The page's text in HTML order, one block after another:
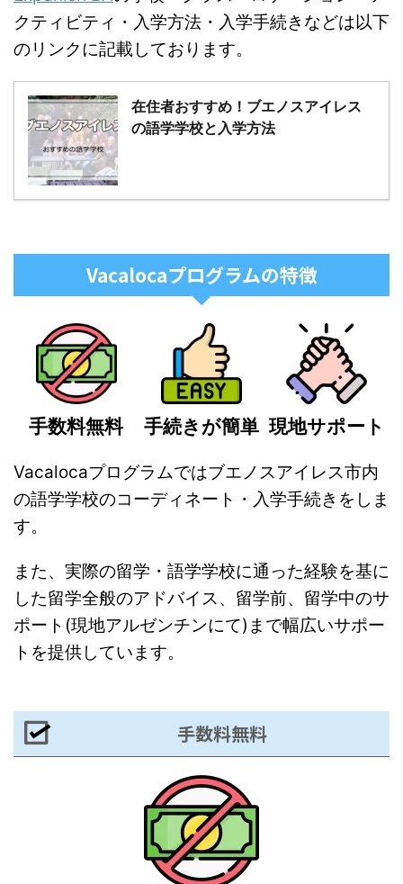
クティビティ・入学方法・入学手続きなどは以下
のリンクに記載しております。
在住者おすすめ！ブエノスアイレス
の語学学校と入学方法
Vacalocaプログラムの特徴
手数料無料 手続きが簡単 現地サポート
Vacalocaプログラムではブエノスアイレス市内
の語学学校のコーディネート・入学手続きをしま
す。
また、実際の留学・語学学校に通った経験を基に
した留学全般のアドバイス、留学前、留学中のサ
ポート(現地アルゼンチンにて)まで幅広いサポー
トを提供しています。
手数料無料